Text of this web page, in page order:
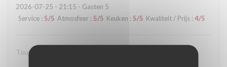
2026-07-25 - 21:15 - Gasten 5
Service : 5/5 Atmosfeer : 5/5 Keuken : 5/5 Kwaliteit / Prijs : 4/5
Toujours aussi bon et accueillant. Hâte de revenir.